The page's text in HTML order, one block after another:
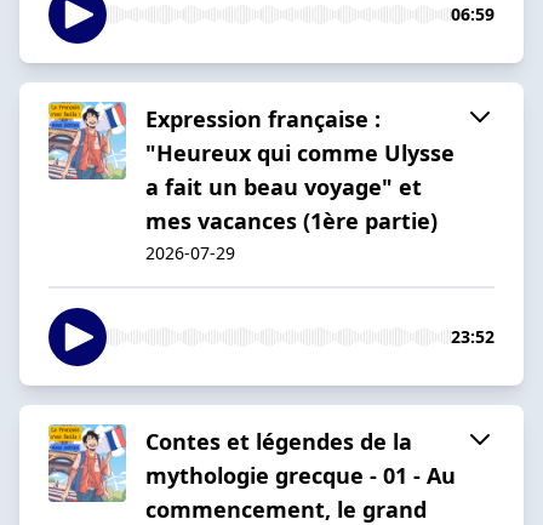
06:59
Expression française :
"Heureux qui comme Ulysse
a fait un beau voyage" et
mes vacances (1ère partie)
2026-07-29
23:52
Contes et légendes de la
mythologie grecque - 01 - Au
commencement, le grand